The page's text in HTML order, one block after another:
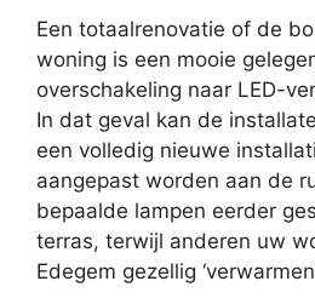
Een totaalrenovatie of de
woning is een mooie
overschakeling naar LED-
In dat geval kan de
een volledig nieuwe
aangepast worden aan de
bepaalde lampen eerder
terras, terwijl anderen uw
Edegem gezellig